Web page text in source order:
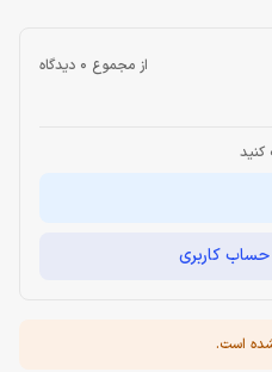
از مجموع 0 دیدگاه
کنید
حساب کاربری
است.